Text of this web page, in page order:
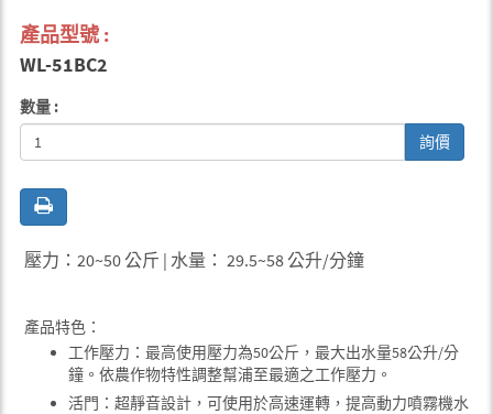
產品型號 :
WL-51BC2
數量 :
詢價
壓力：20~50 公斤 | 水量： 29.5~58 公升/分鐘
產品特色：
工作壓力：最高使用壓力為50公斤，最大出水量58公升/分
鐘。依農作物特性調整幫浦至最適之工作壓力。
活門：超靜音設計，可使用於高速運轉，提高動力噴霧機水